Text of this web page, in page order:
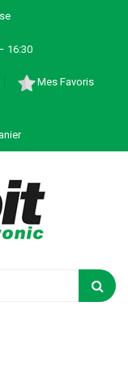
16:30
Mes Favoris